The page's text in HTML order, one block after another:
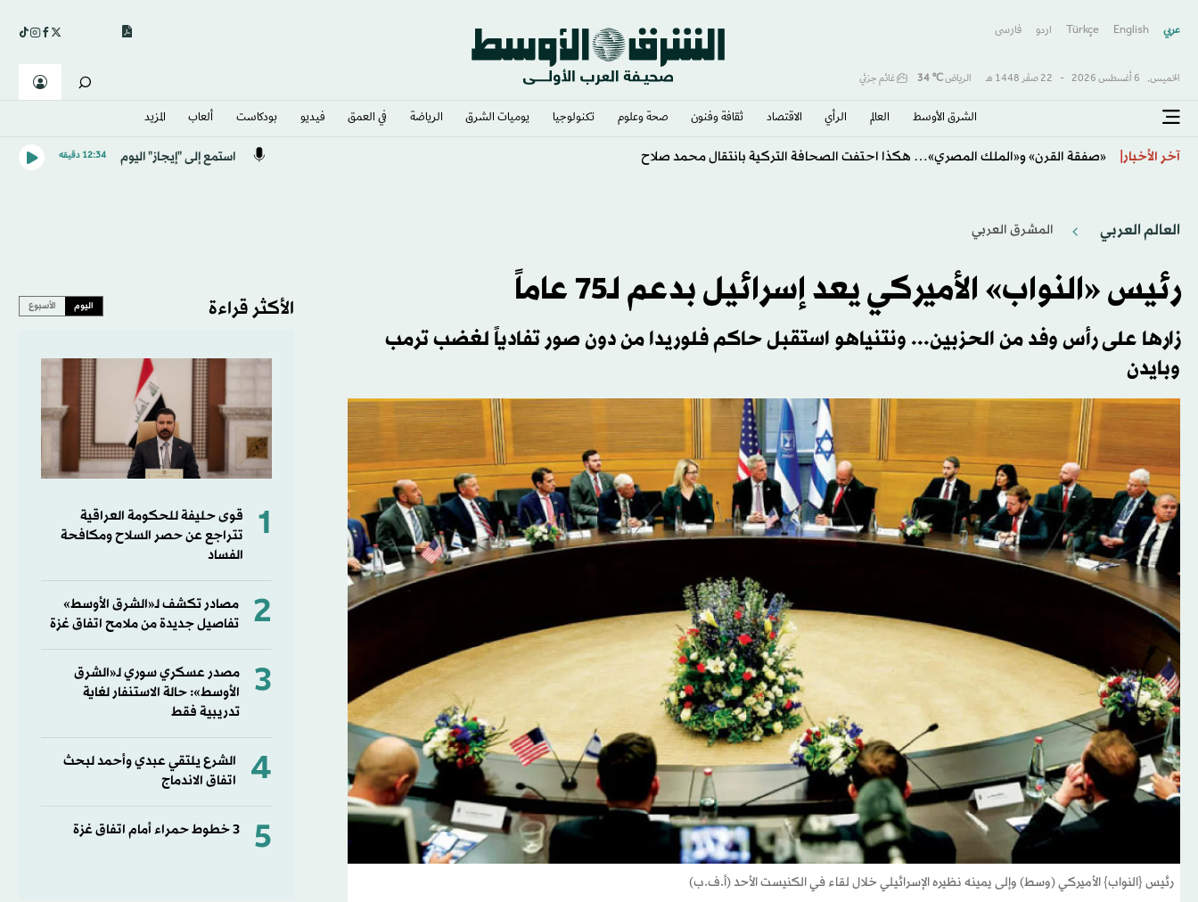
عربي English
Türkçe اردو فارسى
الخميس, 6 أغسطس 2026 - 22 صفَر 1448 هـ الرياض℃
34 غائم جزئي
الشرق الأوسط​ العالم الرأي الاقتصاد ثقافة وفنون صحة وعلوم تكنولوجيا يوميات الشرق​ الرياضة في العمق فيديو بودكاست ألعاب المزيد
آخر الأخبار «صفقة القرن» و«الملك المصري»… هكذا احتفت الصحافة التركية بانتقال محمد صلاح استمع إلى "إيجاز" اليوم 12:34 دقيقه
العالم العربي المشرق العربي
رئيس «النواب» الأميركي يعد إسرائيل بدعم لـ75 عاماً
زارها على رأس وفد من الحزبين... ونتنياهو استقبل حاكم فلوريدا من دون صور تفادياً لغضب ترمب
وبايدن
رئيس {النواب} الأميركي (وسط) وإلى يمينه نظيره الإسرائيلي خلال لقاء في الكنيست الأحد (أ.ف.ب)
الأكثر قراءة اليوم الأسبوع
1
قوى حليفة للحكومة العراقية
تتراجع عن حصر السلاح ومكافحة
الفساد
2
مصادر تكشف لـ«الشرق الأوسط»
تفاصيل جديدة من ملامح اتفاق غزة
3
مصدر عسكري سوري لـ«الشرق
الأوسط»: حالة الاستنفار لغاية
تدريبية فقط
4
الشرع يلتقي عبدي وأحمد لبحث
اتفاق الاندماج
5 3 خطوط حمراء أمام اتفاق غزة